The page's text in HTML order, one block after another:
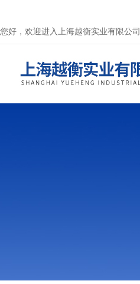
您好，欢迎进入上海越衡实业有限公司